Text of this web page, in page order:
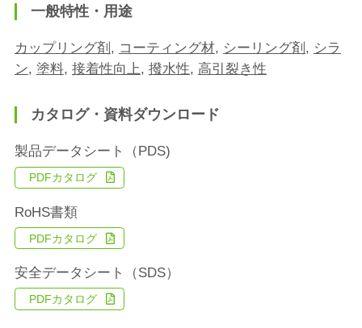
一般特性・用途
カップリング剤 , コーティング材, シーリング剤 , シラ
ン, 塗料, 接着性向上, 撥水性, 高引裂き性
カタログ・資料ダウンロード
製品データシート（PDS)
PDFカタログ
RoHS書類
PDFカタログ
安全データシート（SDS）
PDFカタログ